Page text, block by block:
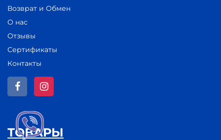
Возврат и Обмен
О нас
Отзывы
Сертификаты
Контакты
ТОВАРЫ